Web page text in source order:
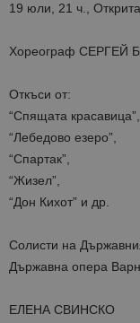
19 юли, 21 ч.,
Хореограф СЕРГЕЙ
Откъси от:
“Спящата красавица”,
“Лебедово езеро”,
“Спартак”,
“Жизел”,
“Дон Кихот” и др.
Солисти на
Държавна опера
ЕЛЕНА СВИНСКО